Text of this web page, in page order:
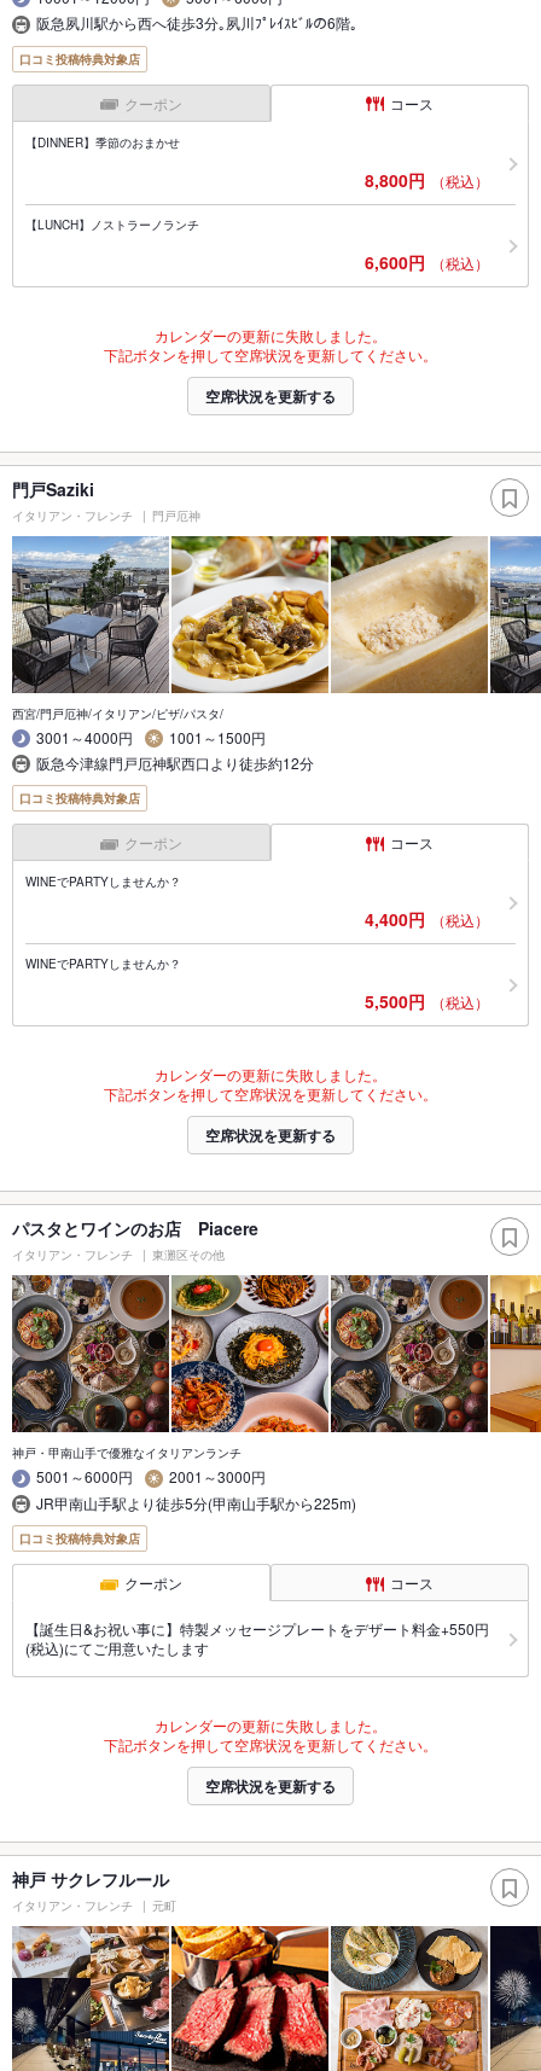
阪急夙川駅から西へ徒歩3分｡夙川ﾌﾟﾚｲｽﾋﾞﾙの6階｡
口コミ投稿特典対象店
クーポン コース
【DINNER】季節のおまかせ
8,800円 （税込）
【LUNCH】ノストラーノランチ
6,600円 （税込）
カレンダーの更新に失敗しました。
下記ボタンを押して空席状況を更新してください。
空席状況を更新する
門戸Saziki
イタリアン・フレンチ 門戸厄神
西宮/門戸厄神/イタリアン/ピザ/パスタ/
3001～4000円
1001～1500円
阪急今津線門戸厄神駅西口より徒歩約12分
口コミ投稿特典対象店
クーポン コース
WINEでPARTYしませんか？
4,400円 （税込）
WINEでPARTYしませんか？
5,500円 （税込）
カレンダーの更新に失敗しました。
下記ボタンを押して空席状況を更新してください。
空席状況を更新する
パスタとワインのお店 Piacere
イタリアン・フレンチ 東灘区その他
神戸・甲南山手で優雅なイタリアンランチ
5001～6000円
2001～3000円
JR甲南山手駅より徒歩5分(甲南山手駅から225m)
口コミ投稿特典対象店
クーポン コース
【誕生日&お祝い事に】特製メッセージプレートをデザート料金+550円
(税込)にてご用意いたします
カレンダーの更新に失敗しました。
下記ボタンを押して空席状況を更新してください。
空席状況を更新する
神戸 サクレフルール
イタリアン・フレンチ 元町